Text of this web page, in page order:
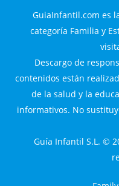
GuiaInfantil.com es
categoría Familia y
Descargo de
contenidos están
de la salud y la
informativos. No
Guía Infantil S.L. ©